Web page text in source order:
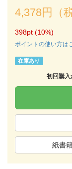
4,378円（
398pt (10%)
ポイントの使い方は
在庫あり
初回購入
紙書